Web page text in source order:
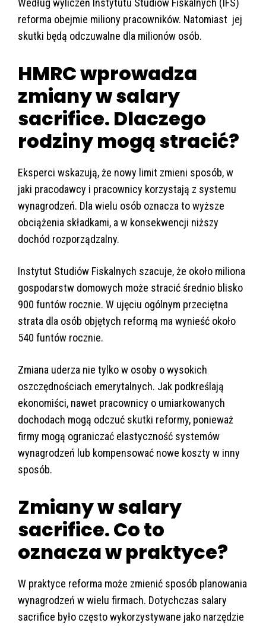
reforma obejmie miliony pracowników. Natomiast jej
skutki będą odczuwalne dla milionów osób.
HMRC wprowadza
zmiany w salary
sacrifice. Dlaczego
rodziny mogą stracić?
Eksperci wskazują, że nowy limit zmieni sposób, w
jaki pracodawcy i pracownicy korzystają z systemu
wynagrodzeń. Dla wielu osób oznacza to wyższe
obciążenia składkami, a w konsekwencji niższy
dochód rozporządzalny.
Instytut Studiów Fiskalnych szacuje, że około miliona
gospodarstw domowych może stracić średnio blisko
900 funtów rocznie. W ujęciu ogólnym przeciętna
strata dla osób objętych reformą ma wynieść około
540 funtów rocznie.
Zmiana uderza nie tylko w osoby o wysokich
oszczędnościach emerytalnych. Jak podkreślają
ekonomiści, nawet pracownicy o umiarkowanych
dochodach mogą odczuć skutki reformy, ponieważ
firmy mogą ograniczać elastyczność systemów
wynagrodzeń lub kompensować nowe koszty w inny
sposób.
Zmiany w salary
sacrifice. Co to
oznacza w praktyce?
W praktyce reforma może zmienić sposób planowania
wynagrodzeń w wielu firmach. Dotychczas salary
sacrifice było często wykorzystywane jako narzędzie